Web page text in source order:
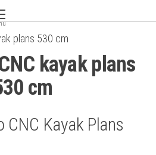
plans 530 cm
kayak plans
cm
Kayak Plans